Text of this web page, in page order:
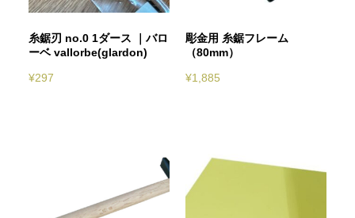
糸鋸刃 no.0 1ダース ｜バロ
ーベ vallorbe(glardon)
¥297
彫金用 糸鋸フレーム
（80mm）
¥1,885